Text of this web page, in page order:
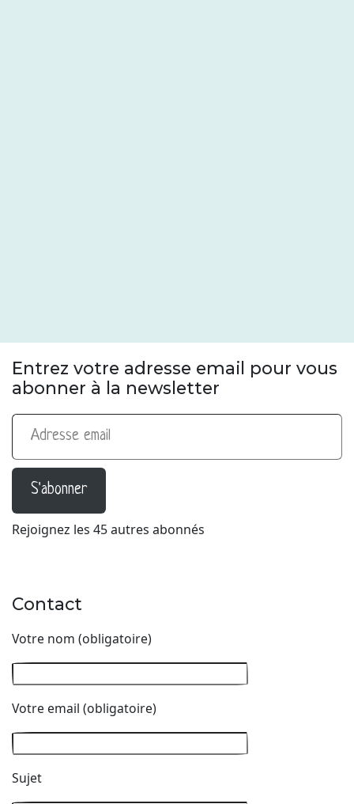
Entrez votre adresse email pour vous
abonner à la newsletter
Adresse email
S'abonner
Rejoignez les 45 autres abonnés
Contact
Votre nom (obligatoire)
Votre email (obligatoire)
Sujet